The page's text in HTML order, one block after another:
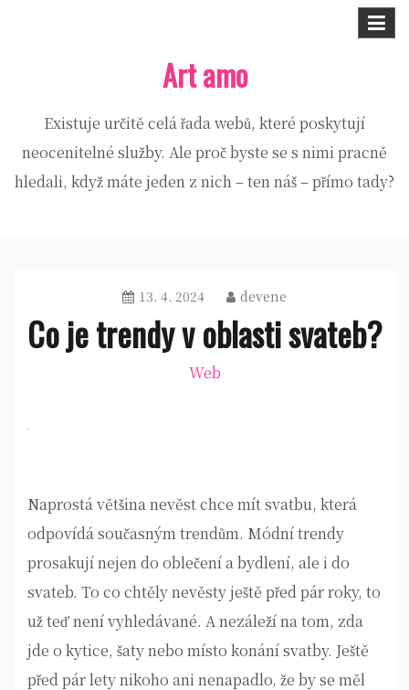
Art amo
Existuje určitě celá řada webů, které poskytují
neocenitelné služby. Ale proč byste se s nimi pracně
hledali, když máte jeden z nich – ten náš – přímo tady?
13. 4. 2024 devene
Co je trendy v oblasti svateb?
Web
Naprostá většina nevěst chce mít svatbu, která
odpovídá současným trendům. Módní trendy
prosakují nejen do oblečení a bydlení, ale i do
svateb. To co chtěly nevěsty ještě před pár roky, to
už teď není vyhledávané. A nezáleží na tom, zda
jde o kytice, šaty nebo místo konání svatby. Ještě
před pár lety nikoho ani nenapadlo, že by se měl